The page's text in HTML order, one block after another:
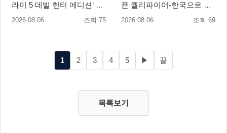
라이 5 데빌 헌터 에디션’ 패
키지 제품 8월 7일 예약판매
2026.08.06 조회 75
픈 퀄리파이어-한국으로 시
즌 개막!
2026.08.06 조회 69
1 2 3 4 5 ▶ 끝
목록보기